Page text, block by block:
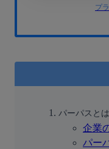
プ
パーパスとは
企業
パー